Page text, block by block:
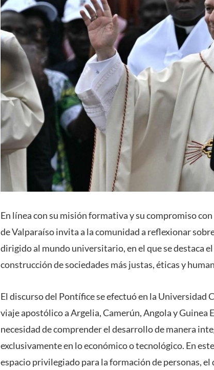
En línea con su misión formativa y su compromiso
de Valparaíso invita a la comunidad a reflexionar
dirigido al mundo universitario, en el que se destaca
construcción de sociedades más justas, éticas y
El discurso del Pontífice se efectuó en la Universidad
viaje apostólico a Argelia, Camerún, Angola y Guinea
necesidad de comprender el desarrollo de manera
exclusivamente en lo económico o tecnológico. En
espacio privilegiado para la formación de personas,